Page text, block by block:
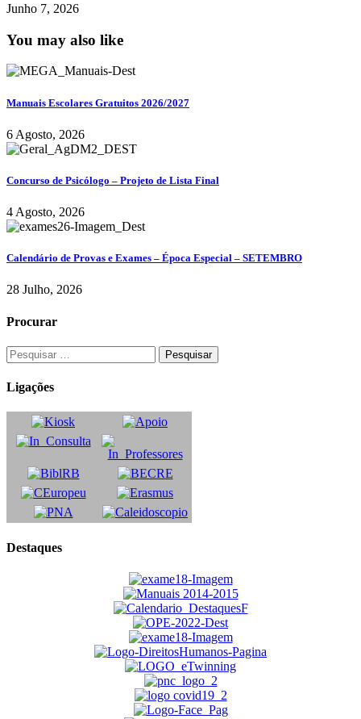
Junho 7, 2026
You may also like
Manuais Escolares Gratuitos 2026/2027
6 Agosto, 2026
Concurso de Psicólogo – Projeto de Lista Final
4 Agosto, 2026
Calendário de Provas e Exames – Época Especial – SETEMBRO
28 Julho, 2026
Procurar
Ligações
Destaques